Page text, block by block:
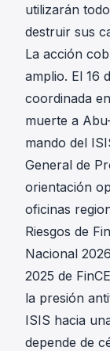
utilizarán
destruir sus
La acción
amplio. El 16
coordinada
muerte a
mando del
General de
orientación
oficinas
Riesgos de
Nacional
2025 de
la presión
ISIS hacia
depende de